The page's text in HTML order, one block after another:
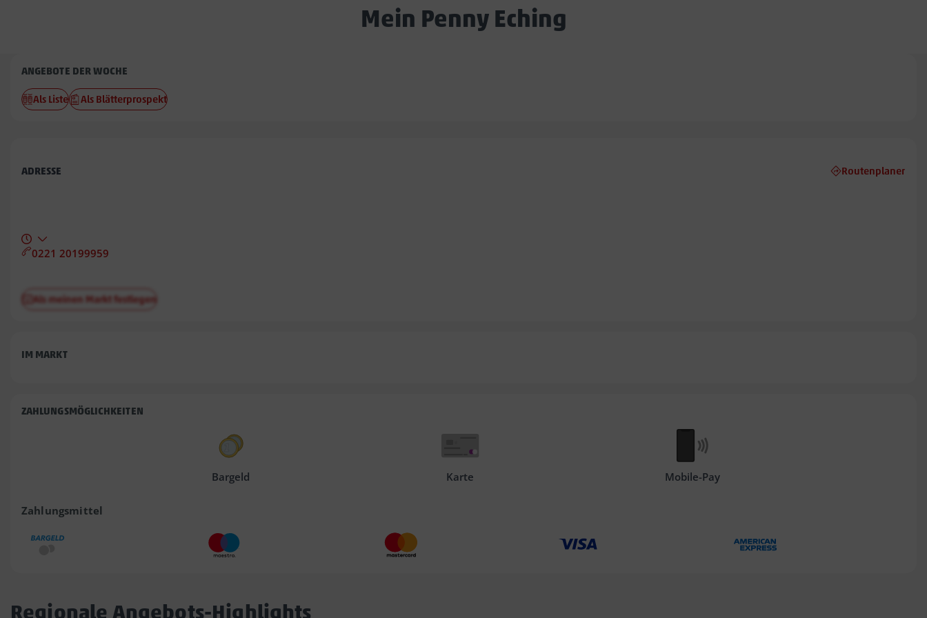
Mein Penny Eching
Penny
Eching
ANGEBOTE DER WOCHE
Als Liste Als Blätterprospekt
ADRESSE Routenplaner
0221 20199959
Als meinen Markt festlegen
IM MARKT
ZAHLUNGSMÖGLICHKEITEN
Bargeld Karte Mobile-Pay
Zahlungsmittel
Regionale Angebots-Highlights